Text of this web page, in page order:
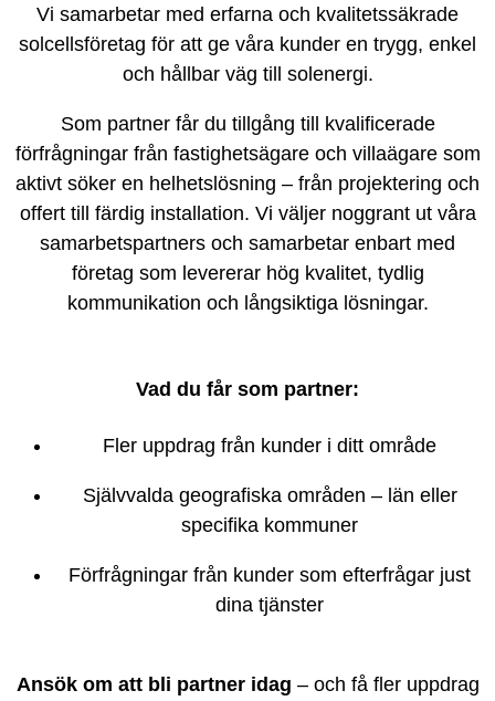
Vi samarbetar med erfarna och kvalitetssäkrade
solcellsföretag för att ge våra kunder en trygg, enkel
och hållbar väg till solenergi.
Som partner får du tillgång till kvalificerade
förfrågningar från fastighetsägare och villaägare som
aktivt söker en helhetslösning – från projektering och
offert till färdig installation. Vi väljer noggrant ut våra
samarbetspartners och samarbetar enbart med
företag som levererar hög kvalitet, tydlig
kommunikation och långsiktiga lösningar.
Vad du får som partner:
Fler uppdrag från kunder i ditt område
Självvalda geografiska områden – län eller
specifika kommuner
Förfrågningar från kunder som efterfrågar just
dina tjänster
Ansök om att bli partner idag – och få fler uppdrag